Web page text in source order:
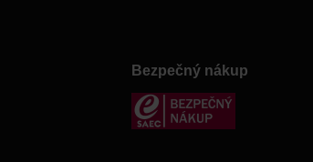
Bezpečný nákup